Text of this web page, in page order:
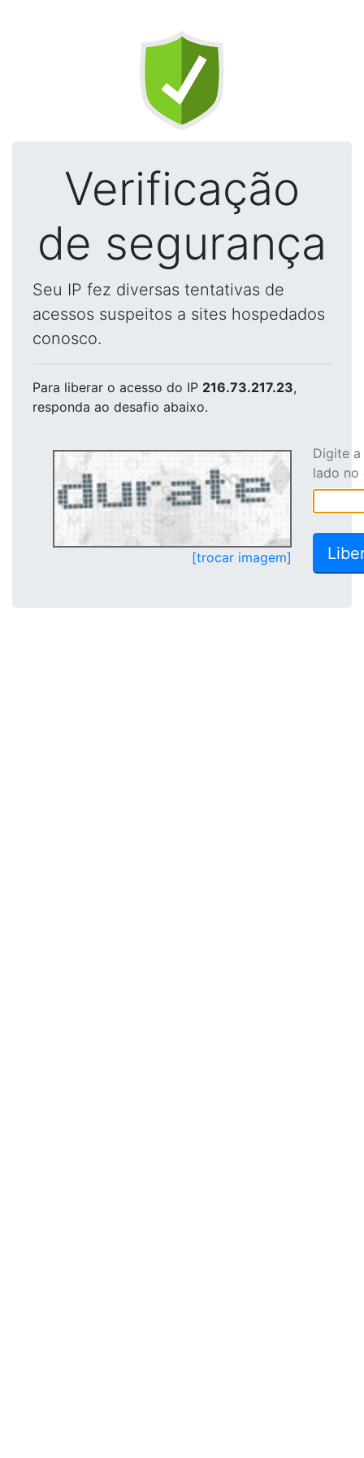
Verificação
de segurança
Seu IP fez diversas tentativas de
acessos suspeitos a sites hospedados
conosco.
Para liberar o acesso do IP 216.73.217.23,
responda ao desafio abaixo.
[trocar imagem]
Digite
lado no